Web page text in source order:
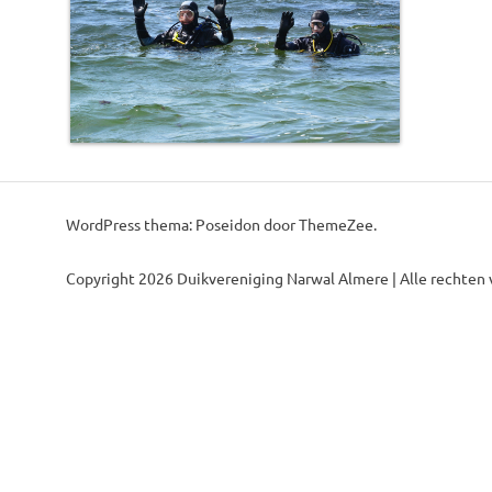
WordPress thema: Poseidon door ThemeZee.
Copyright 2026 Duikvereniging Narwal Almere | Alle rechten